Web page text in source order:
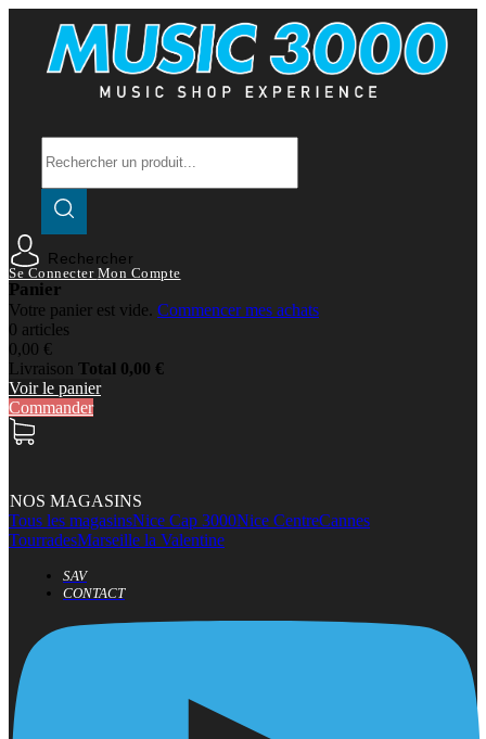
Rechercher
Se Connecter Mon Compte
Panier
Votre panier est vide. Commencer mes achats
0 articles
0,00 €
Livraison Total 0,00 €
Voir le panier
Commander
NOS MAGASINS
Tous les magasinsNice Cap 3000Nice CentreCannes
TourradesMarseille la Valentine
SAV
CONTACT